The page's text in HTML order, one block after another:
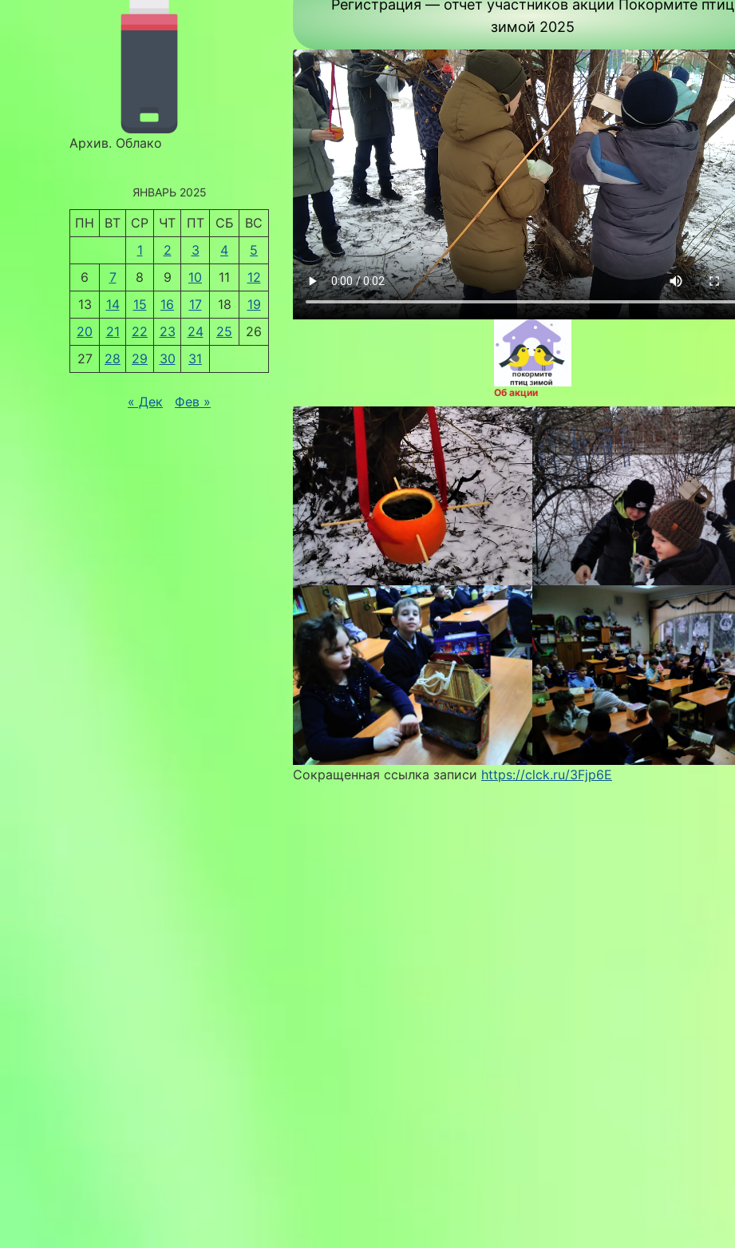
Архив. Облако
ЯНВАРЬ 2025
ПН ВТ СР ЧТ ПТ СБ
ВС
1
2 3 4
5
6
7 8 9 10 11
12
13
14 15 16 17 18
19
20
21 22 23 24 25
26
27
28 29 30 31
« Дек Фев »
Регистрация — отчет участников акции Покормите птиц
зимой 2025
Об акции
Сокращенная ссылка записи https://clck.ru/3Fjp6E